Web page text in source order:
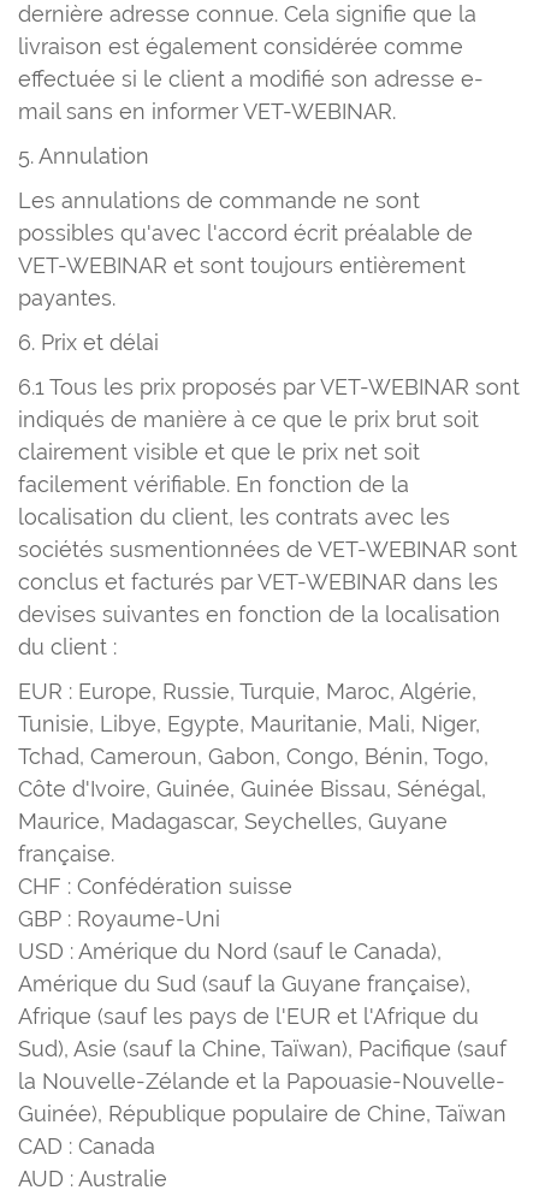
dernière adresse connue. Cela signifie que la
livraison est également considérée comme
effectuée si le client a modifié son adresse e-
mail sans en informer VET-WEBINAR.
5. Annulation
Les annulations de commande ne sont
possibles qu'avec l'accord écrit préalable de
VET-WEBINAR et sont toujours entièrement
payantes.
6. Prix et délai
6.1 Tous les prix proposés par VET-WEBINAR sont
indiqués de manière à ce que le prix brut soit
clairement visible et que le prix net soit
facilement vérifiable. En fonction de la
localisation du client, les contrats avec les
sociétés susmentionnées de VET-WEBINAR sont
conclus et facturés par VET-WEBINAR dans les
devises suivantes en fonction de la localisation
du client :
EUR : Europe, Russie, Turquie, Maroc, Algérie,
Tunisie, Libye, Egypte, Mauritanie, Mali, Niger,
Tchad, Cameroun, Gabon, Congo, Bénin, Togo,
Côte d'Ivoire, Guinée, Guinée Bissau, Sénégal,
Maurice, Madagascar, Seychelles, Guyane
française.
CHF : Confédération suisse
GBP : Royaume-Uni
USD : Amérique du Nord (sauf le Canada),
Amérique du Sud (sauf la Guyane française),
Afrique (sauf les pays de l'EUR et l'Afrique du
Sud), Asie (sauf la Chine, Taïwan), Pacifique (sauf
la Nouvelle-Zélande et la Papouasie-Nouvelle-
Guinée), République populaire de Chine, Taïwan
CAD : Canada
AUD : Australie